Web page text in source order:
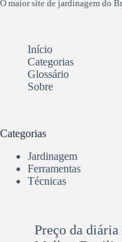
O maior site de jardinagem do
Início
Categorias
Glossário
Sobre
Categorias
Jardinagem
Ferramentas
Técnicas
Preço da